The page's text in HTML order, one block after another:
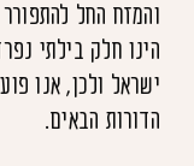
והמזח החל
הינו חלק בילתי
ישראל ולכן, אנו
הדורות הבאים.